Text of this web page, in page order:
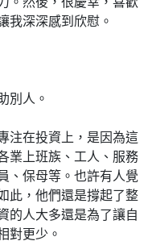
我深深感到欣慰。
別人。
注在投資上，是因為這
業上班族、工人、服務
、保母等。也許有人覺
此，他們還是撐起了整
的人大多還是為了讓自
對更少。